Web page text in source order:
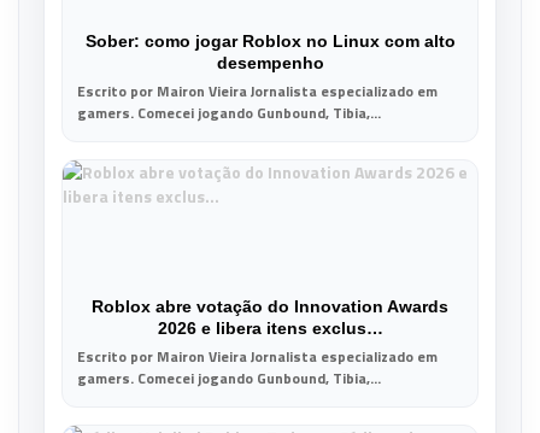
Sober: como jogar Roblox no Linux com alto
desempenho
Escrito por Mairon Vieira Jornalista especializado em
gamers. Comecei jogando Gunbound, Tibia,...
Roblox abre votação do Innovation Awards
2026 e libera itens exclus…
Escrito por Mairon Vieira Jornalista especializado em
gamers. Comecei jogando Gunbound, Tibia,...